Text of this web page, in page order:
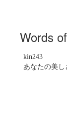
Words
kin243
あなたの美し